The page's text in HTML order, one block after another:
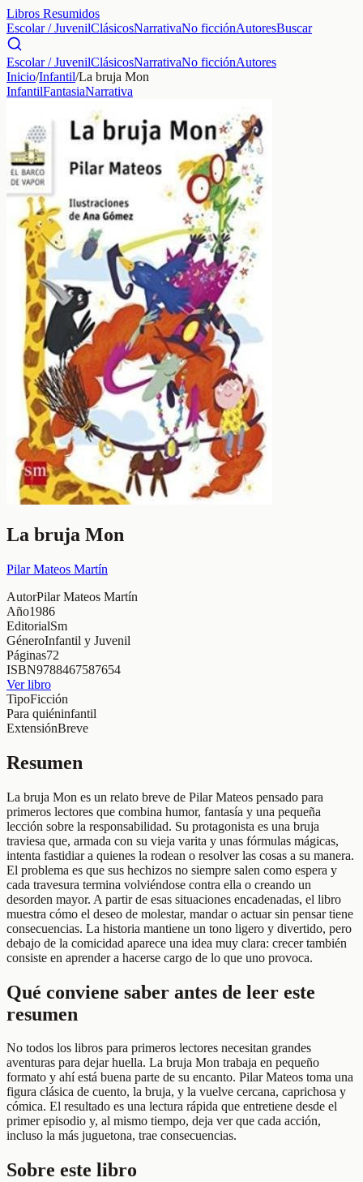
Libros Resumidos
Escolar / JuvenilClásicosNarrativaNo ficciónAutoresBuscar
Escolar / JuvenilClásicosNarrativaNo ficciónAutores
Inicio/Infantil/La bruja Mon
InfantilFantasiaNarrativa
La bruja Mon
Pilar Mateos Martín
AutorPilar Mateos Martín
Año1986
EditorialSm
GéneroInfantil y Juvenil
Páginas72
ISBN9788467587654
Ver libro
TipoFicción
Para quiéninfantil
ExtensiónBreve
Resumen
La bruja Mon es un relato breve de Pilar Mateos pensado para
primeros lectores que combina humor, fantasía y una pequeña
lección sobre la responsabilidad. Su protagonista es una bruja
traviesa que, armada con su vieja varita y unas fórmulas mágicas,
intenta fastidiar a quienes la rodean o resolver las cosas a su manera.
El problema es que sus hechizos no siempre salen como espera y
cada travesura termina volviéndose contra ella o creando un
desorden mayor. A partir de esas situaciones encadenadas, el libro
muestra cómo el deseo de molestar, mandar o actuar sin pensar tiene
consecuencias. La historia mantiene un tono ligero y divertido, pero
debajo de la comicidad aparece una idea muy clara: crecer también
consiste en aprender a hacerse cargo de lo que uno provoca.
Qué conviene saber antes de leer este
resumen
No todos los libros para primeros lectores necesitan grandes
aventuras para dejar huella. La bruja Mon trabaja en pequeño
formato y ahí está buena parte de su encanto. Pilar Mateos toma una
figura clásica de cuento, la bruja, y la vuelve cercana, caprichosa y
cómica. El resultado es una lectura rápida que entretiene desde el
primer episodio y, al mismo tiempo, deja ver que cada acción,
incluso la más juguetona, trae consecuencias.
Sobre este libro